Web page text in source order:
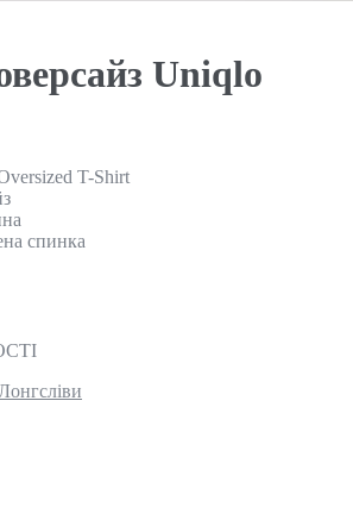
Uniqlo
T-Shirt
спинка